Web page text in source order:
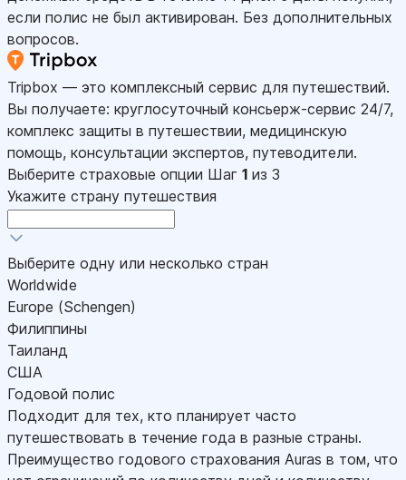
если полис не был активирован. Без дополнительных
вопросов.
Tripbox — это комплексный сервис для путешествий.
Вы получаете: круглосуточный консьерж-сервис 24/7,
комплекс защиты в путешествии, медицинскую
помощь, консультации экспертов, путеводители.
Выберите страховые опции Шаг 1 из 3
Укажите страну путешествия
Выберите одну или несколько стран
Worldwide
Europe (Schengen)
Филиппины
Таиланд
США
Годовой полис
Подходит для тех, кто планирует часто
путешествовать в течение года в разные страны.
Преимущество годового страхования Auras в том, что